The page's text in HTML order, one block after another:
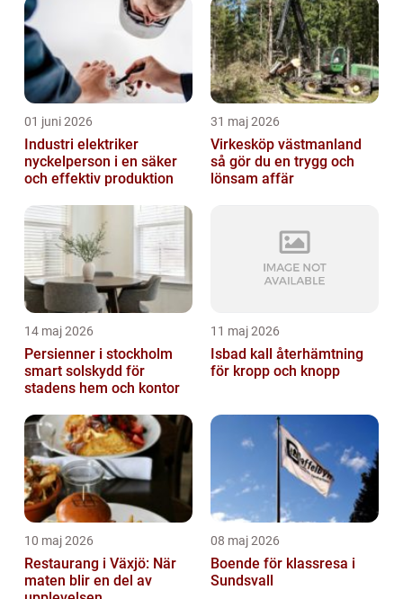
01 juni 2026
Industri elektriker
nyckelperson i en säker
och effektiv produktion
31 maj 2026
Virkesköp västmanland
så gör du en trygg och
lönsam affär
14 maj 2026
Persienner i stockholm
smart solskydd för
stadens hem och kontor
11 maj 2026
Isbad kall återhämtning
för kropp och knopp
10 maj 2026
Restaurang i Växjö: När
maten blir en del av
08 maj 2026
Boende för klassresa i
Sundsvall